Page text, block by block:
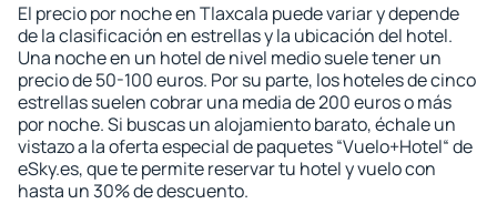
El precio por noche en Tlaxcala puede variar y depende
de la clasificación en estrellas y la ubicación del hotel.
Una noche en un hotel de nivel medio suele tener un
precio de 50-100 euros. Por su parte, los hoteles de cinco
estrellas suelen cobrar una media de 200 euros o más
por noche. Si buscas un alojamiento barato, échale un
vistazo a la oferta especial de paquetes “Vuelo+Hotel“ de
eSky.es, que te permite reservar tu hotel y vuelo con
hasta un 30% de descuento.